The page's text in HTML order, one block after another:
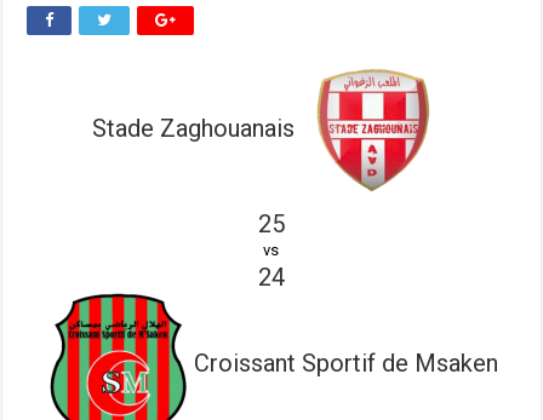
Stade Zaghouanais
25
vs
24
Croissant Sportif de Msaken